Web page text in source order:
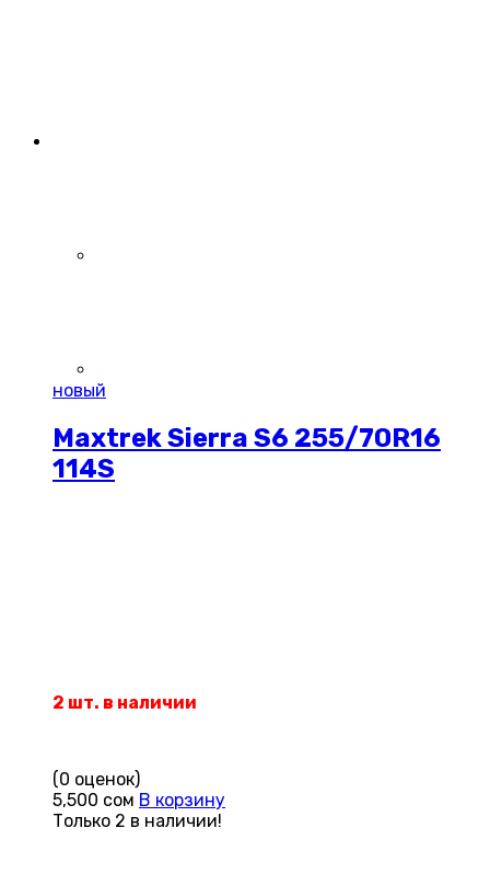
новый
Maxtrek Sierra S6 255/70R16
114S
2 шт. в наличии
(0 оценок)
5,500 сом В корзину
Только 2 в наличии!